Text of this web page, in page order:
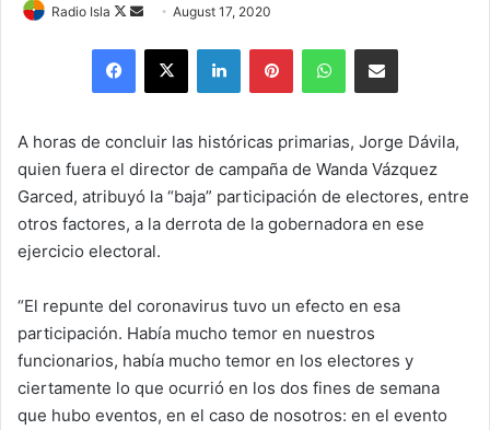
Radio Isla
Follow
Send
email
August 17, 2020
Facebook
X LinkedInPinterestWhatsAppShare via Email
A horas de concluir las históricas primarias, Jorge Dávila,
quien fuera el director de campaña de Wanda Vázquez
Garced, atribuyó la “baja” participación de electores, entre
otros factores, a la derrota de la gobernadora en ese
ejercicio electoral.
“El repunte del coronavirus tuvo un efecto en esa
participación. Había mucho temor en nuestros
funcionarios, había mucho temor en los electores y
ciertamente lo que ocurrió en los dos fines de semana
que hubo eventos, en el caso de nosotros: en el evento